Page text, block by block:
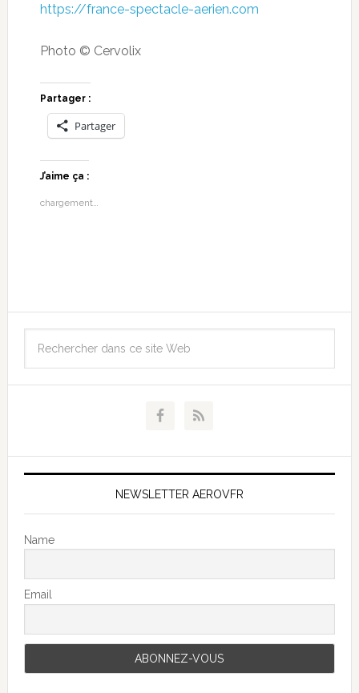
https://france-spectacle-aerien.com
Photo © Cervolix
Partager :
Partager
J’aime ça :
chargement…
NEWSLETTER AEROVFR
Name
Email